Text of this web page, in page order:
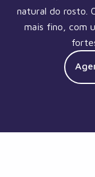
natural do rosto.
mais fino, com